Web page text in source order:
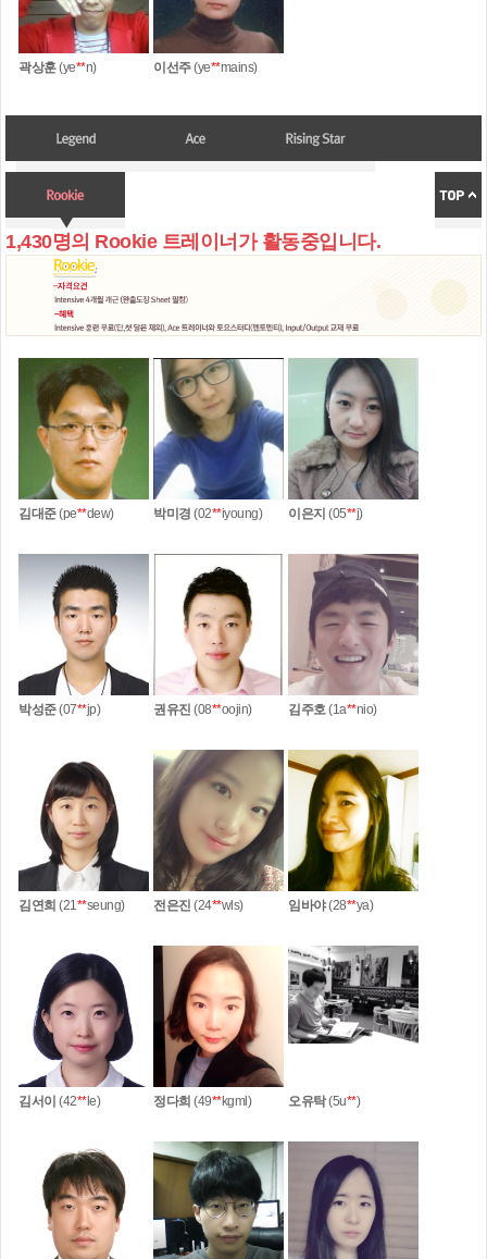
곽상훈(ye**n) 이선주(ye**mains)
1,430명의 Rookie 트레이너가 활동중입니다.
김대준(pe**dew) 박미경 (02**iyoung) 이은지 (05**j)
박성준(07**jp) 권유진 (08**oojin) 김주호(1a**nio)
김연희 (21**seung) 전은진 (24**wls) 임바야(28**ya)
김서이 (42**le) 정다희 (49**kgml) 오유탁(5u**)